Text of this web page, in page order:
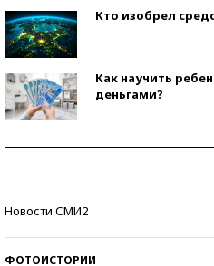
Кто изобрел
Как научить
деньгами?
Новости СМИ2
ФОТОИСТОРИИ